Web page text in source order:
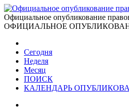
Официальное опубликование
ОФИЦИАЛЬНОЕ
Сегодня
Неделя
Месяц
ПОИСК
КАЛЕНДАРЬ